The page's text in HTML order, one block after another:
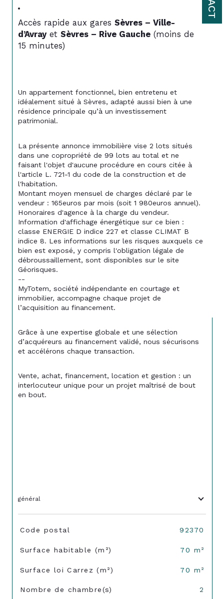
Accès rapide aux gares Sèvres – Ville-
d’Avray et Sèvres – Rive Gauche (moins de
15 minutes)
Un appartement fonctionnel, bien entretenu et
idéalement situé à Sèvres, adapté aussi bien à une
résidence principale qu’à un investissement
patrimonial.
La présente annonce immobilière vise 2 lots situés
dans une copropriété de 99 lots au total et ne
faisant l'objet d'aucune procédure en cours citée à
l'article L. 721-1 du code de la construction et de
l'habitation.
Montant moyen mensuel de charges déclaré par le
vendeur : 165euros par mois (soit 1 980euros annuel).
Honoraires d'agence à la charge du vendeur.
Information d'affichage énergétique sur ce bien :
classe ENERGIE D indice 227 et classe CLIMAT B
indice 8. Les informations sur les risques auxquels ce
bien est exposé, y compris l'obligation légale de
débroussaillement, sont disponibles sur le site
Géorisques.
--
MyTotem, société indépendante en courtage et
immobilier, accompagne chaque projet de
l’acquisition au financement.
Grâce à une expertise globale et une sélection
d’acquéreurs au financement validé, nous sécurisons
et accélérons chaque transaction.
Vente, achat, financement, location et gestion : un
interlocuteur unique pour un projet maîtrisé de bout
en bout.
général
TRAD_SIROCCO_Caracteristique
Code postal 92370
Surface habitable (m²) 70 m²
Surface loi Carrez (m²) 70 m²
Nombre de chambre(s) 2